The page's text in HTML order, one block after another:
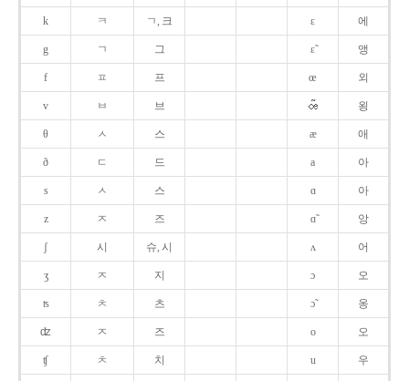
k ㅋ ㄱ, 크 ɛ 에
g ㄱ 그 ɛ̃ 앵
f ㅍ 프 œ 외
v ㅂ 브 욍
θ ㅅ 스 æ 애
ð ㄷ 드 a 아
s ㅅ 스 ɑ 아
z ㅈ 즈 ɑ̃ 앙
ʃ 시 슈, 시 ʌ 어
ʒ ㅈ 지 ɔ 오
ʦ ㅊ 츠 ɔ̃ 옹
ʣ ㅈ 즈 o 오
ʧ ㅊ 치 u 우